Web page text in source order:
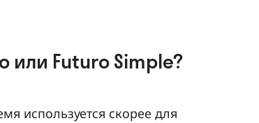
или Futuro Simple?
используется скорее для